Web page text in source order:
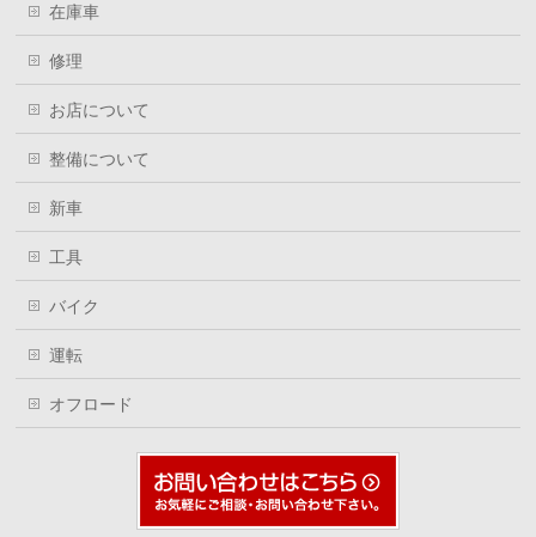
在庫車
修理
お店について
整備について
新車
工具
バイク
運転
オフロード